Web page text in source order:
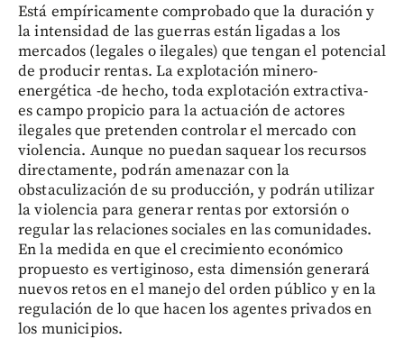
Está empíricamente comprobado que la duración y
la intensidad de las guerras están ligadas a los
mercados (legales o ilegales) que tengan el potencial
de producir rentas. La explotación minero-
energética -de hecho, toda explotación extractiva-
es campo propicio para la actuación de actores
ilegales que pretenden controlar el mercado con
violencia. Aunque no puedan saquear los recursos
directamente, podrán amenazar con la
obstaculización de su producción, y podrán utilizar
la violencia para generar rentas por extorsión o
regular las relaciones sociales en las comunidades.
En la medida en que el crecimiento económico
propuesto es vertiginoso, esta dimensión generará
nuevos retos en el manejo del orden público y en la
regulación de lo que hacen los agentes privados en
los municipios.